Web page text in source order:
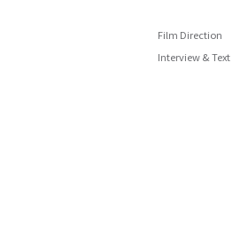
Film Direction
Interview & Text